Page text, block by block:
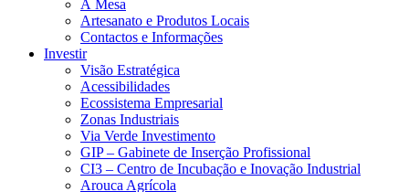
À Mesa
Artesanato e Produtos Locais
Contactos e Informações
Investir
Visão Estratégica
Acessibilidades
Ecossistema Empresarial
Zonas Industriais
Via Verde Investimento
GIP – Gabinete de Inserção Profissional
CI3 – Centro de Incubação e Inovação Industrial
Arouca Agrícola